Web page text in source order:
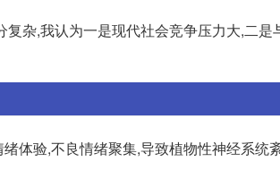
杂,我认为一是现代社会竞争压力大,二
体验,不良情绪聚集,导致植物性神经系统